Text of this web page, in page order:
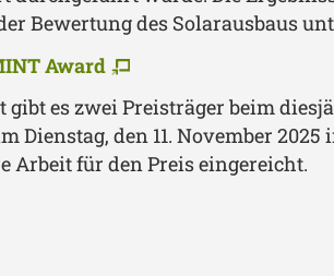
Bewertung des Solarausbaus
Award
es zwei Preisträger beim
Dienstag, den 11. November 2025
Arbeit für den Preis eingereicht.